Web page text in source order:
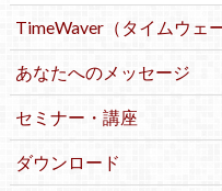
TimeWaver（タイムウェ
あなたへのメッセージ
セミナー・講座
ダウンロード